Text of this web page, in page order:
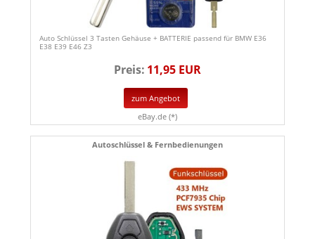
Auto Schlüssel 3 Tasten Gehäuse + BATTERIE passend für BMW E36
E38 E39 E46 Z3
Preis: 11,95 EUR
zum Angebot
eBay.de (*)
Autoschlüssel & Fernbedienungen